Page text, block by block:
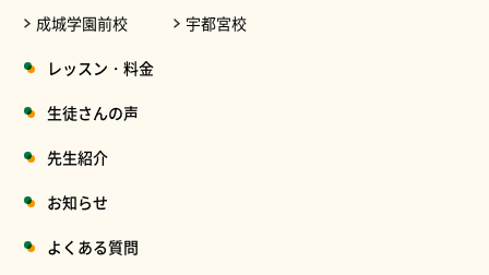
成城学園前校
宇都宮校
レッスン・料金
生徒さんの声
先生紹介
お知らせ
よくある質問